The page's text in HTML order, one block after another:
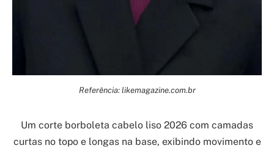
Referência: likemagazine.com.br
Um corte borboleta cabelo liso 2026 com camadas
curtas no topo e longas na base, exibindo movimento e